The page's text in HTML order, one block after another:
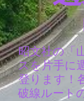
昭文社の「
スを片手に
登ります！
破線ルート